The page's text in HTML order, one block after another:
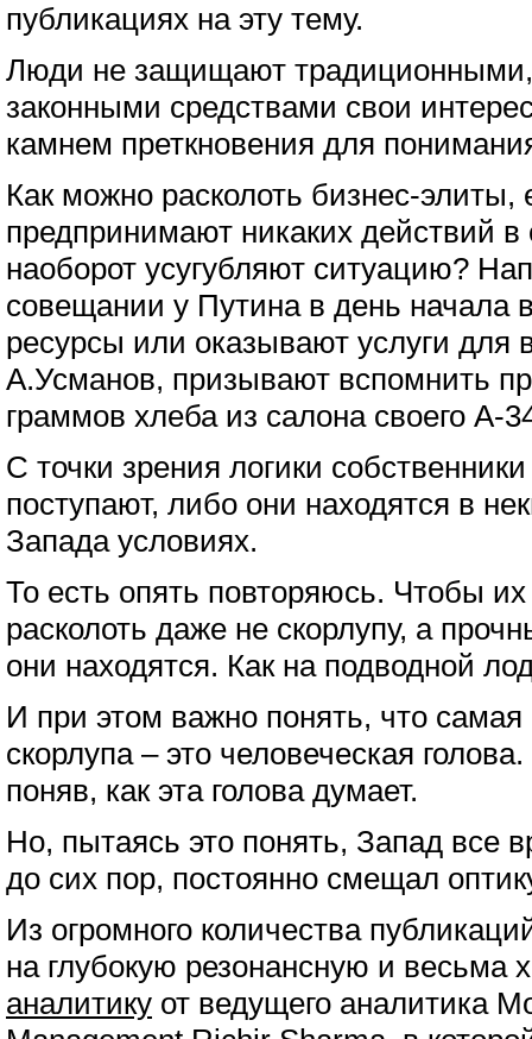
публикациях на эту тему.
Люди не защищают
законными средствами свои
камнем преткновения для
Как можно расколоть бизнес-элиты,
предпринимают никаких действий
наоборот усугубляют ситуацию?
совещании у Путина в день начала
ресурсы или оказывают услуги для
А.Усманов, призывают вспомнить
граммов хлеба из салона своего A-
С точки зрения логики
поступают, либо они находятся в
Запада условиях.
То есть опять повторяюсь. Чтобы
расколоть даже не скорлупу, а
они находятся. Как на подводной
И при этом важно понять, что
скорлупа – это человеческая
поняв, как эта голова думает.
Но, пытаясь это понять, Запад все
до сих пор, постоянно смещал
Из огромного количества
на глубокую резонансную и весьма
аналитику от ведущего аналитика